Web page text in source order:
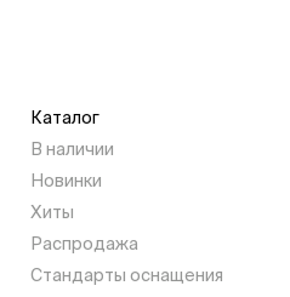
Каталог
В наличии
Новинки
Хиты
Распродажа
Стандарты оснащения